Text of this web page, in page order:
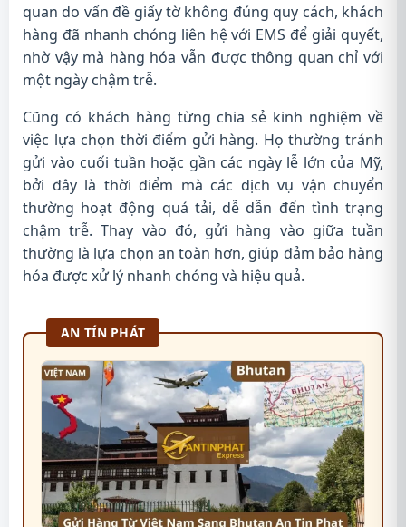
quan do vấn đề giấy tờ không đúng quy cách, khách
hàng đã nhanh chóng liên hệ với EMS để giải quyết,
nhờ vậy mà hàng hóa vẫn được thông quan chỉ với
một ngày chậm trễ.
Cũng có khách hàng từng chia sẻ kinh nghiệm về
việc lựa chọn thời điểm gửi hàng. Họ thường tránh
gửi vào cuối tuần hoặc gần các ngày lễ lớn của Mỹ,
bởi đây là thời điểm mà các dịch vụ vận chuyển
thường hoạt động quá tải, dễ dẫn đến tình trạng
chậm trễ. Thay vào đó, gửi hàng vào giữa tuần
thường là lựa chọn an toàn hơn, giúp đảm bảo hàng
hóa được xử lý nhanh chóng và hiệu quả.
AN TÍN PHÁT